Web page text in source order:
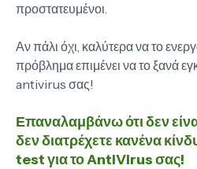
προστατευμένοι.
Αν πάλι όχι, καλύτερα να το
πρόβλημα επιμένει να το ξανά
antivirus σας!
Επαναλαμβάνωότι δεν
δεν διατρέχετε κανένα
test για το AntiVirus σας!